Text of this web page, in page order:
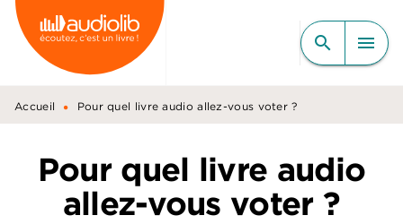
MENU RECHERCHE
CONTENU
PIED DE PAGE
search menu
Accueil • Pour quel livre audio allez-vous voter ?
Pour quel livre audio
allez-vous voter ?